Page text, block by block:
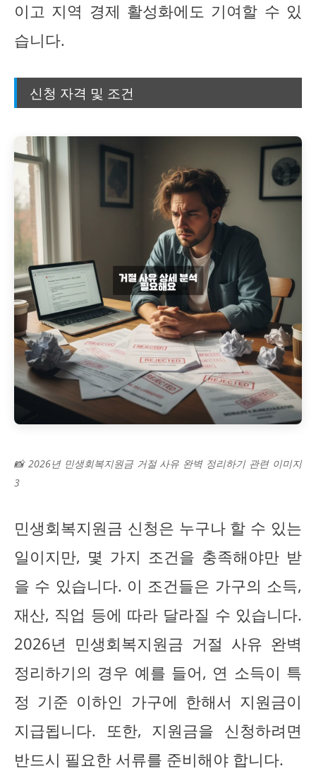
이고 지역 경제 활성화에도 기여할 수 있
습니다.
신청 자격 및 조건
📸 2026년 민생회복지원금 거절 사유 완벽 정리하기 관련 이미지
3
민생회복지원금 신청은 누구나 할 수 있는
일이지만, 몇 가지 조건을 충족해야만 받
을 수 있습니다. 이 조건들은 가구의 소득,
재산, 직업 등에 따라 달라질 수 있습니다.
2026년 민생회복지원금 거절 사유 완벽
정리하기의 경우 예를 들어, 연 소득이 특
정 기준 이하인 가구에 한해서 지원금이
지급됩니다. 또한, 지원금을 신청하려면
반드시 필요한 서류를 준비해야 합니다.